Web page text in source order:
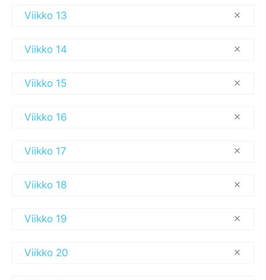
Viikko 13
Viikko 14
Viikko 15
Viikko 16
Viikko 17
Viikko 18
Viikko 19
Viikko 20